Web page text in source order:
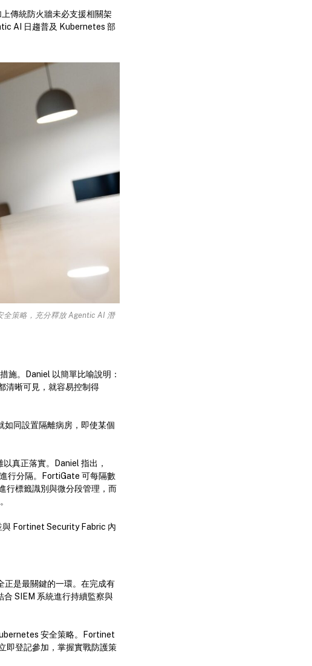
傳統防火牆未必支援相關架
AI 日趨普及 Kubernetes 部
全策略，充分釋放 Agentic AI 潛
施。Daniel 以簡單比喻說明：
清晰可見，就容易控制得
如同設置隔離病房，即使某個
真正落實。Daniel 指出，
行分隔。FortiGate 可每隔數
行標籤識別與微分段管理，而
與 Fortinet Security Fabric 內
是最關鍵的一環。在完成有
SIEM 系統進行持續監察與
安全策略。Fortinet
即登記參加，掌握實戰防護策